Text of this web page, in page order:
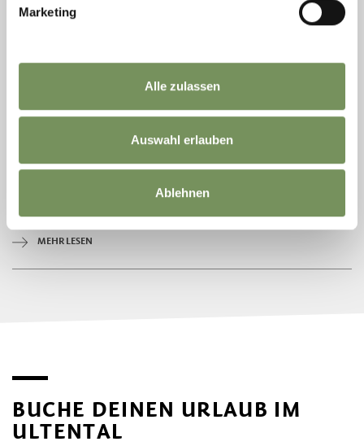
Marketing
Alle zulassen
Auswahl erlauben
Ablehnen
SCHWEMMY KINDERLAND
Auf dem Gelände neben der Talstation Kuppelwies geben nun die Kleinen
den Ton an: In schönster Sonnenlage ist ein großzügiger Übungspark für
MEHR LESEN
MEHR LESEN
BUCHE DEINEN URLAUB IM
ULTENTAL